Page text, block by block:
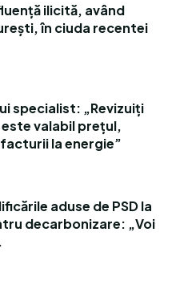
ilicită, având
în ciuda recentei
specialist: „Revizuiți
valabil prețul,
la energie”
aduse de PSD la
decarbonizare: „Voi